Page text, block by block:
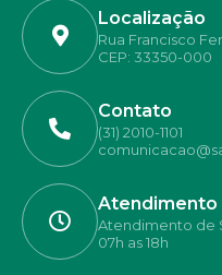
Localização
Rua Francisco
CEP: 33350-000
Contato
(31) 2010-1101
Atendimento
Atendimento de
07h as 18h